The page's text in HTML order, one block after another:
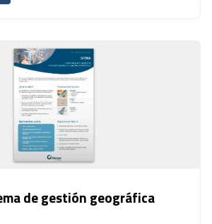
de gestión geográfica